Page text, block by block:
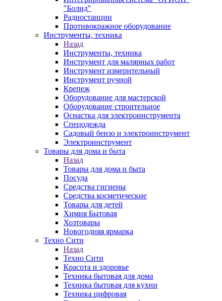
"Болид"
Радиостанции
Противокражное оборудование
Инструменты, техника
Назад
Инструменты, техника
Инструмент для малярных работ
Инструмент измерительный
Инструмент ручной
Крепеж
Оборудование для мастерской
Оборудование строительное
Оснастка для электроинструмента
Спецодежда
Садовый бензо и электроинструмент
Электроинструмент
Товары для дома и быта
Назад
Товары для дома и быта
Посуда
Средства гигиены
Средства косметические
Товары для детей
Химия Бытовая
Хозтовары
Новогодняя ярмарка
Техно Сити
Назад
Техно Сити
Красота и здоровье
Техника бытовая для дома
Техника бытовая для кухни
Техника цифровая